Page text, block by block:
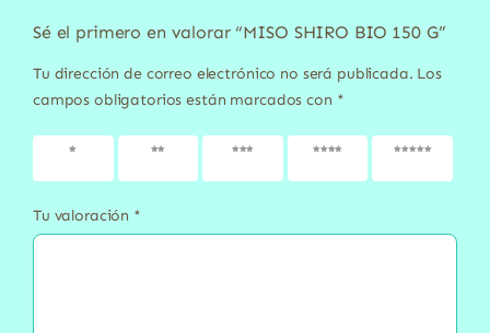
Sé el primero en valorar “MISO SHIRO BIO 150 G”
Tu dirección de correo electrónico no será publicada. Los
campos obligatorios están marcados con *
1 de 5
2 de 5
3 de 5
4 de 5
5 de 5
Tu valoración *